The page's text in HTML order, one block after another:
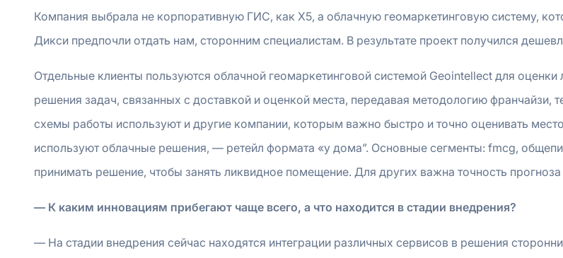
Компания выбрала не корпоративную ГИС, как X5, а облачную геомаркетинговую систему,
Дикси предпочли отдать нам, сторонним специалистам. В результате проект получился
Отдельные клиенты пользуются облачной геомаркетинговой системой Geointellect для
решения задач, связанных с доставкой и оценкой места, передавая методологию франчайзи,
схемы работы используют и другие компании, которым важно быстро и точно оценивать
используют облачные решения, — ретейл формата «у дома”. Основные сегменты: fmcg,
принимать решение, чтобы занять ликвидное помещение. Для других важна точность
— К каким инновациям прибегают чаще всего, а что находится в стадии внедрения?
— На стадии внедрения сейчас находятся интеграции различных сервисов в решения